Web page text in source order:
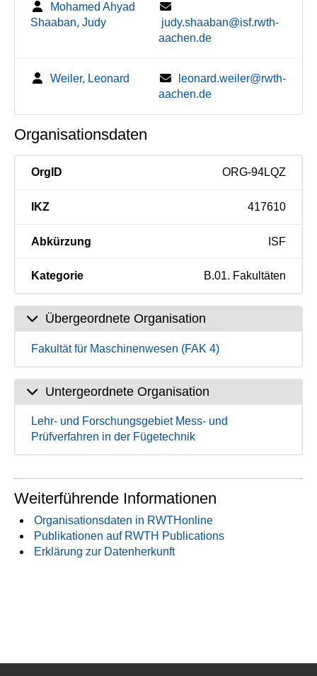
Mohamed Ahyad
Shaaban, Judy
judy.shaaban@isf.rwth-
aachen.de
Weiler, Leonard
leonard.weiler@rwth-
aachen.de
Organisationsdaten
OrgID ORG-94LQZ
IKZ 417610
Abkürzung ISF
Kategorie B.01. Fakultäten
Übergeordnete Organisation
Fakultät für Maschinenwesen (FAK 4)
Untergeordnete Organisation
Lehr- und Forschungsgebiet Mess- und
Prüfverfahren in der Fügetechnik
Weiterführende Informationen
Organisationsdaten in RWTHonline
Publikationen auf RWTH Publications
Erklärung zur Datenherkunft